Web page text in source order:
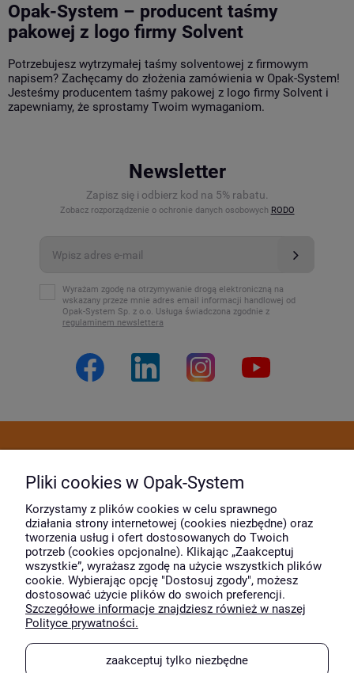
Opak-System – producent taśmy
pakowej z logo firmy Solvent
Potrzebujesz wytrzymałej taśmy solventowej z firmowym
napisem? Zachęcamy do złożenia zamówienia w Opak-System!
Jesteśmy producentem taśmy pakowej z logo firmy Solvent i
zapewniamy, że sprostamy Twoim wymaganiom.
Newsletter
Zapisz się i odbierz kod na 5% rabatu.
Zobacz rozporządzenie o ochronie danych osobowych RODO
Wyrażam zgodę na otrzymywanie drogą elektroniczną na
wskazany przeze mnie adres email informacji handlowej od
Opak-System Sp. z o.o. Usługa świadczona zgodnie z
regulaminem newslettera
Moje konto
O firmie
Wyróżnili nas
Pliki cookies w Opak-System
Korzystamy z plików cookies w celu sprawnego
działania strony internetowej (cookies niezbędne) oraz
tworzenia usług i ofert dostosowanych do Twoich
potrzeb (cookies opcjonalne). Klikając „Zaakceptuj
wszystkie”, wyrażasz zgodę na użycie wszystkich plików
cookie. Wybierając opcję "Dostosuj zgody", możesz
dostosować użycie plików do swoich preferencji.
Szczegółowe informacje znajdziesz również w naszej
Polityce prywatności.
zaakceptuj tylko niezbędne